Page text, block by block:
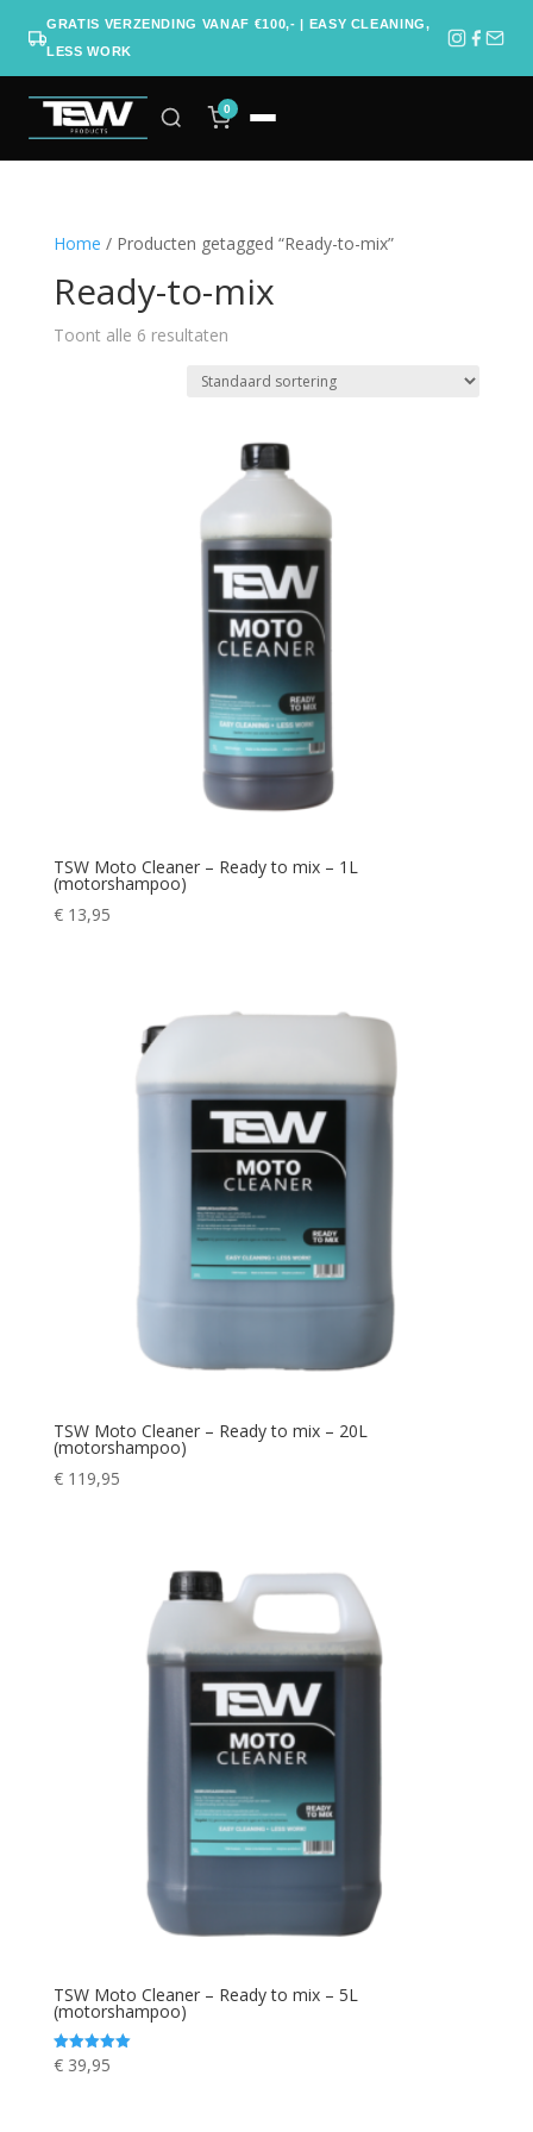
GRATIS VERZENDING VANAF €100,- | EASY CLEANING,
LESS WORK
0
Home / Producten getagged “Ready-to-mix”
Ready-to-mix
Toont alle 6 resultaten
TSW Moto Cleaner – Ready to mix – 1L
(motorshampoo)
€13,95
TSW Moto Cleaner – Ready to mix – 20L
(motorshampoo)
€119,95
TSW Moto Cleaner – Ready to mix – 5L
(motorshampoo)
Waardering
5.00
€39,95